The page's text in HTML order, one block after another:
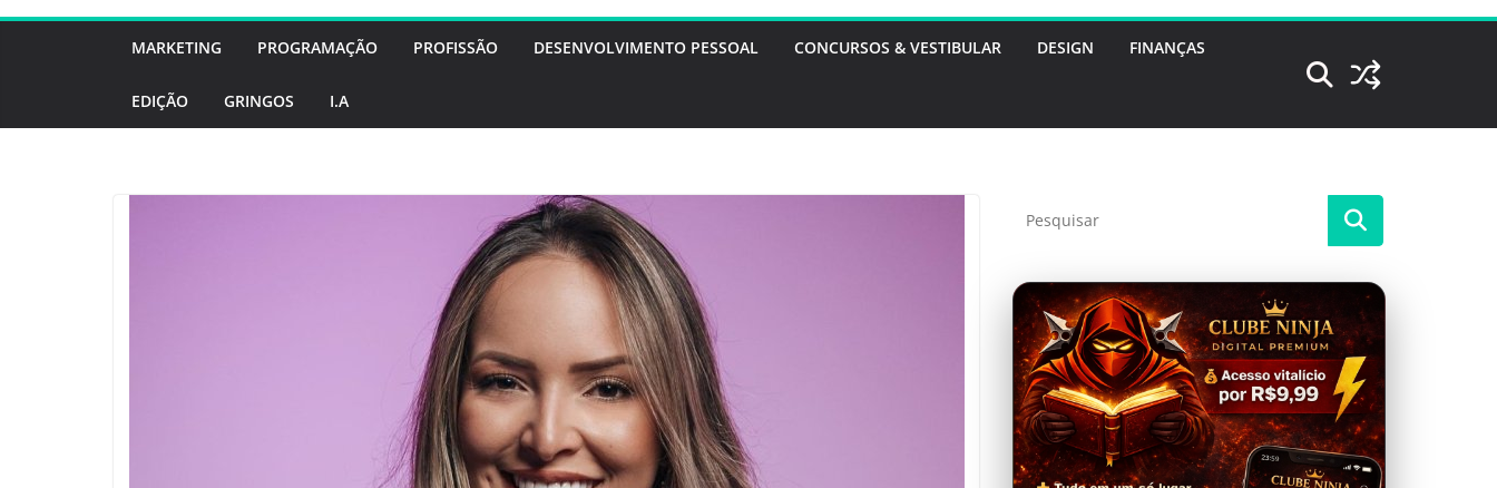
MARKETING PROGRAMAÇÃO PROFISSÃO DESENVOLVIMENTO PESSOAL CONCURSOS & VESTIBULAR DESIGN FINANÇAS
EDIÇÃO GRINGOS I.A